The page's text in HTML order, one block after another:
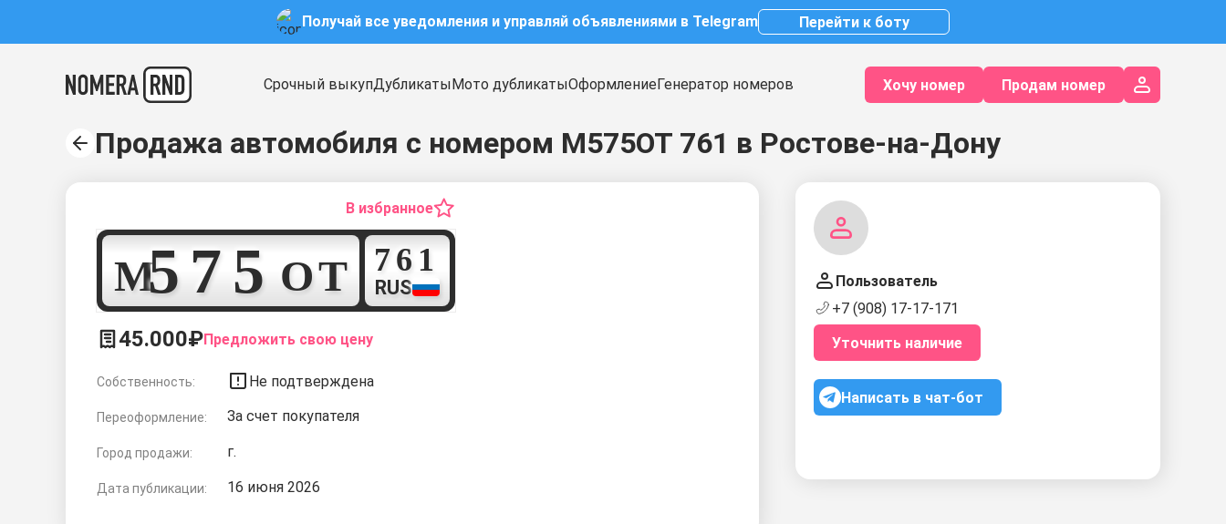
Получай все уведомления и управляй объявлениями в Telegram Перейти к боту
Срочный выкупДубликатыМото дубликатыОформлениеГенератор номеров Хочу номер Продам номер
Продажа автомобиля с номером М575ОТ 761 в Ростове-на-Дону
В избранное
М
5
7
5
ОТ7
61
RUS
45.000₽Предложить свою цену
Собственность: Не подтверждена
Переоформление: За счет покупателя
Город продажи: г.
Дата публикации: 16 июня 2026
Пользователь
+7 (908) 17-17-171
Уточнить наличие
Написать в чат-бот